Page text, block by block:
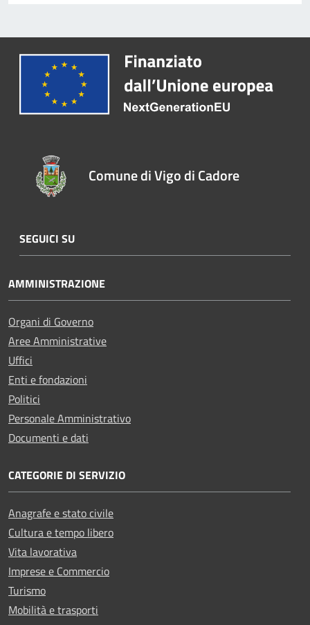
Comune di Vigo di Cadore
SEGUICI SU
AMMINISTRAZIONE
Organi di Governo
Aree Amministrative
Uffici
Enti e fondazioni
Politici
Personale Amministrativo
Documenti e dati
CATEGORIE DI SERVIZIO
Anagrafe e stato civile
Cultura e tempo libero
Vita lavorativa
Imprese e Commercio
Turismo
Mobilità e trasporti